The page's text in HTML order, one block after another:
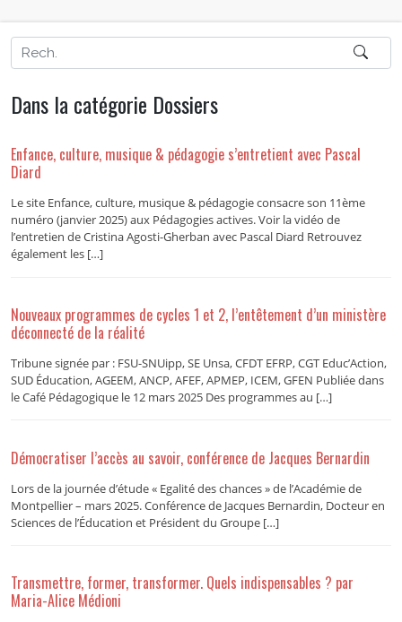
Dans la catégorie Dossiers
Enfance, culture, musique & pédagogie s’entretient avec Pascal
Diard
Le site Enfance, culture, musique & pédagogie consacre son 11ème
numéro (janvier 2025) aux Pédagogies actives. Voir la vidéo de
l’entretien de Cristina Agosti-Gherban avec Pascal Diard Retrouvez
également les […]
Nouveaux programmes de cycles 1 et 2, l’entêtement d’un ministère
déconnecté de la réalité
Tribune signée par : FSU-SNUipp, SE Unsa, CFDT EFRP, CGT Educ’Action,
SUD Éducation, AGEEM, ANCP, AFEF, APMEP, ICEM, GFEN Publiée dans
le Café Pédagogique le 12 mars 2025 Des programmes au […]
Démocratiser l’accès au savoir, conférence de Jacques Bernardin
Lors de la journée d’étude « Egalité des chances » de l’Académie de
Montpellier – mars 2025. Conférence de Jacques Bernardin, Docteur en
Sciences de l’Éducation et Président du Groupe […]
Transmettre, former, transformer. Quels indispensables ? par
Maria-Alice Médioni